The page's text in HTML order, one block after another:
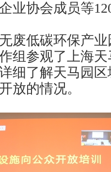
业协会成员等
低碳环保产业
组参观了上海
细了解天马园
放的情况。